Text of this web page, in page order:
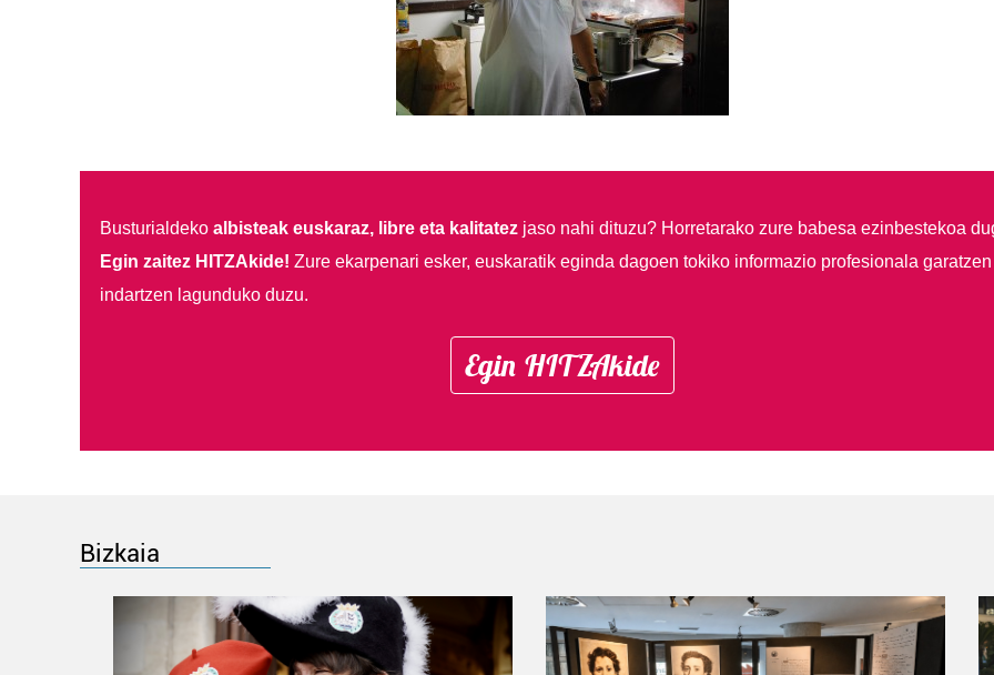
Busturialdeko albisteak euskaraz, libre eta kalitatezjaso nahi dituzu? Horretarako zure babesa ezinbestekoa
Egin zaitez HITZAkide! Zure ekarpenari esker, euskaratik eginda dagoen tokiko informazio profesionala
indartzen lagunduko duzu.
Egin HITZAkide
Bizkaia